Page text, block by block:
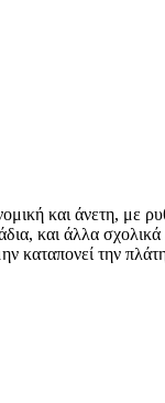
και άνετη, με
και άλλα
καταπονεί την